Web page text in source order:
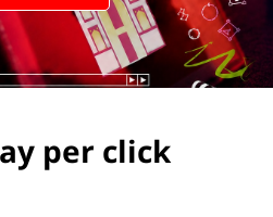
per click